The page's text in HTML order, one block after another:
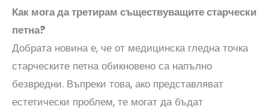
Как мога да третирам съществуващите старчески
петна?
Добрата новина е, че от медицинска гледна точка
старческите петна обикновено са напълно
безвредни. Въпреки това, ако представляват
естетически проблем, те могат да бъдат